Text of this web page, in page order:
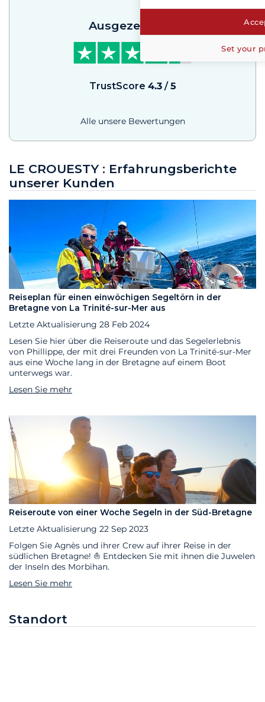
Ausgezeichnet
TrustScore 4.3/ 5
Alle unsere Bewertungen
LE CROUESTY : Erfahrungsberichte
unserer Kunden
Reiseplan für einen einwöchigen Segeltörn in der
Bretagne von La Trinité-sur-Mer aus
Letzte Aktualisierung 28 Feb 2024
Lesen Sie hier über die Reiseroute und das Segelerlebnis
von Phillippe, der mit drei Freunden von La Trinité-sur-Mer
aus eine Woche lang in der Bretagne auf einem Boot
unterwegs war.
Lesen Sie mehr
Reiseroute von einer Woche Segeln in der Süd-Bretagne
Letzte Aktualisierung 22 Sep 2023
Folgen Sie Agnès und ihrer Crew auf ihrer Reise in der
südlichen Bretagne! ⛵️ Entdecken Sie mit ihnen die Juwelen
der Inseln des Morbihan.
Lesen Sie mehr
Standort
Set your